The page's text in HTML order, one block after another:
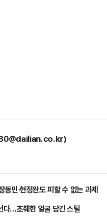
동민·현정완도 피할 수 없는 과제
다…초췌한 얼굴 담긴 스틸